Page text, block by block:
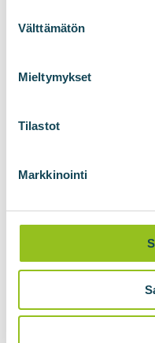
valinta
Välttämätön
Mieltymykset
Tilastot
Markkinointi
I agree to the
accordance
BIOGAS PLANTS